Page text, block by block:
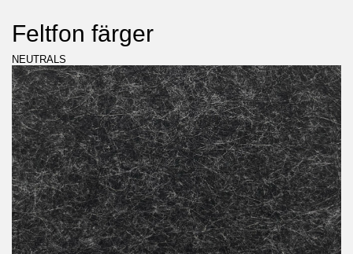
Feltfon färger
NEUTRALS